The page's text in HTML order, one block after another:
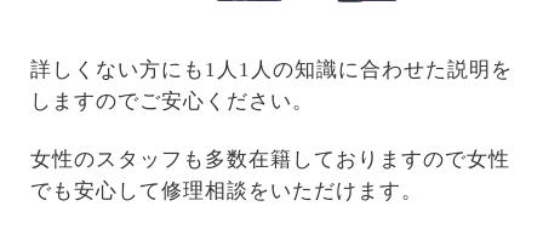
詳しくない方にも1人1人の知識に合わせた説明を
しますのでご安心ください。
女性のスタッフも多数在籍しておりますので女性
でも安心して修理相談をいただけます。